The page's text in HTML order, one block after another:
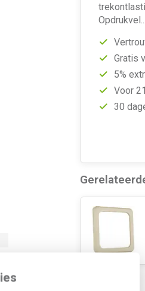
Opdrukvel...
Gratis
5%
Voor
30